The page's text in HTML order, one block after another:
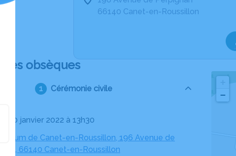
66140 Canet-en-Roussillon
des obsèques
Cérémonie civile
10 janvier 2022 à 13h30
de Canet-en-Roussillon, 196 Avenue de
66140 Canet-en-Roussillon
−